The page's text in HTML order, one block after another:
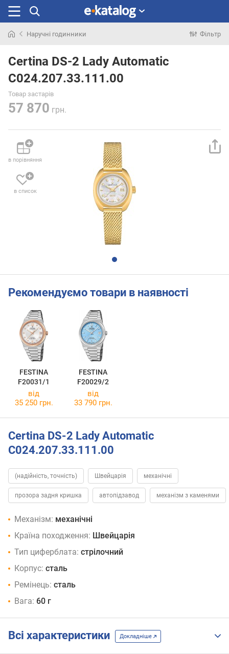
раніше
Наручні годинники Фільтр
Certina DS-2 Lady Automatic
C024.207.33.111.00
Товар застарів
57 870 грн.
в порівняння
в список
Рекомендуємо товари в наявності
FESTINA
F20031/1
FESTINA
F20029/2
від
35 250 грн.
від
33 790 грн.
Certina DS-2 Lady Automatic
C024.207.33.111.00
(надійність, точність) Швейцарія механічні
прозора задня кришка автопідзавод механізм з каменями
Механізм: механічні
Країна походження: Швейцарія
Тип циферблата: стрілочний
Корпус: сталь
Ремінець: сталь
Вага: 60 г
Всі характеристики Докладніше